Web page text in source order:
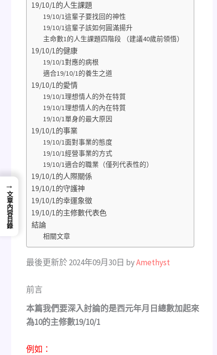
19/10/1的人生課題
19/10/1這輩子要找回的神性
19/10/1這輩子該如何圓滿揚升
主命數1的人生課題四階段 （建議40歲前領悟）
19/10/1的健康
19/10/1對應的病根
適合19/10/1的養生之道
19/10/1的愛情
19/10/1理想情人的外在特質
19/10/1理想情人的內在特質
19/10/1單身的最大原因
19/10/1的事業
19/10/1面對事業的態度
19/10/1經營事業的方式
19/10/1適合的職業（僅列代表性的）
19/10/1的人際關係
19/10/1的守護神
19/10/1的幸運象徵
19/10/1的主修數代表色
結論
相關文章
最後更新於 2024年09月30日 byAmethyst
前言
本篇我們要深入討論的是西元年月日總數加起來
為10的主修數19/10/1
例如：
→
文章內容目錄